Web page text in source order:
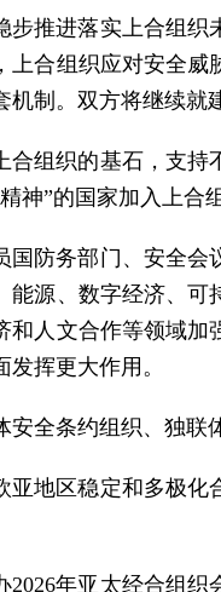
步推进落实上合组
上合组织应对安全
机制。双方将继续就
合组织的基石，支
神”的国家加入上
国防务部门、安全
能源、数字经济、
和人文合作等领域
挥更大作用。
安全条约组织、独
亚地区稳定和多极化
2026年亚太经合组